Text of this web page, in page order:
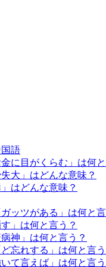
語
に目がくらむ」は何
大」はどんな意味？
はどんな意味？
ッツがある」は何と言
」は何と言う？
神」は何と言う？
忘れする」は何と言う
て言えば」は何と言う